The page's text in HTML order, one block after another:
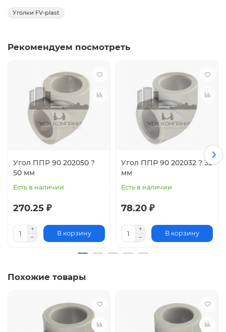
Уголки FV-plast
Рекомендуем посмотреть
Угол ППР 90 202050 ?
50 мм
Есть в наличии
270.25 ₽
В корзину
Угол ППР 90 202032 ? 32
мм
Есть в наличии
78.20 ₽
В корзину
Похожие товары